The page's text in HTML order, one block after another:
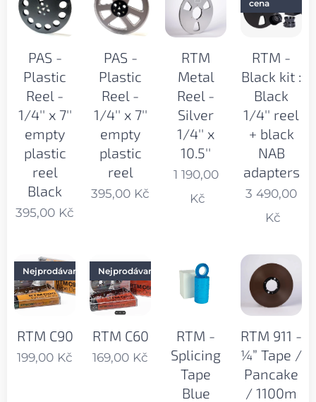
PAS -
Plastic
Reel -
1/4'' x 7''
empty
plastic
reel
Black
395,00 Kč
PAS -
Plastic
Reel -
1/4'' x 7''
empty
plastic
reel
395,00 Kč
RTM
Metal
Reel -
Silver
1/4'' x
10.5''
1 190,00
Kč
RTM -
Black kit :
Black
1/4'' reel
+ black
NAB
adapters
cena
3 490,00
Kč
RTM C90
Nejprodávanější
199,00 Kč
RTM C60
Nejprodávanější
169,00 Kč
RTM -
Splicing
Tape
Blue
RTM 911 -
¼” Tape /
Pancake
/ 1100m